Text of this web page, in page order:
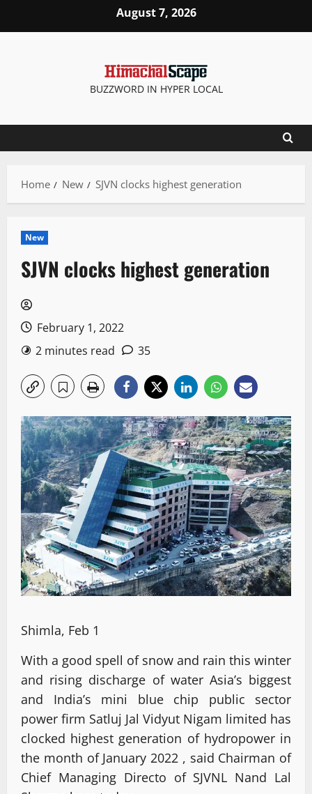
August 7, 2026
BUZZWORD IN HYPER LOCAL
Home New SJVN clocks highest generation
New
SJVN clocks highest generation
February 1, 2022
2 minutes read
35
Shimla, Feb 1
With a good spell of snow and rain this winter
and rising discharge of water Asia’s biggest
and India’s mini blue chip public sector
power firm Satluj Jal Vidyut Nigam limited has
clocked highest generation of hydropower in
the month of January 2022 , said Chairman of
Chief Managing Directo of SJVNL Nand Lal